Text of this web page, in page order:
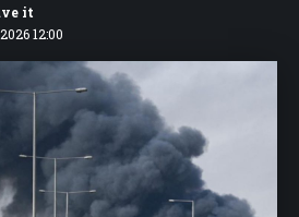
12:00